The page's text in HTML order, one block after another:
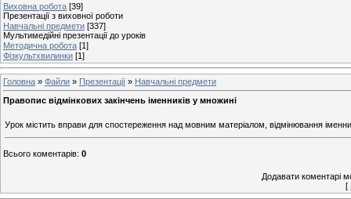
Виховна робота [39]
Презентації з виховної роботи
Навчальні предмети [337]
Мультимедійні презентації до уроків
Методична робота [1]
Фізкультхвилинки [1]
Головна » Файли » Презентації » Навчальні предмети
Правопис відмінкових закінчень іменників у множині
Урок містить вправи для спостереження над мовним матеріалом, відмінювання
Всього коментарів: 0
Додавати коментарі
[